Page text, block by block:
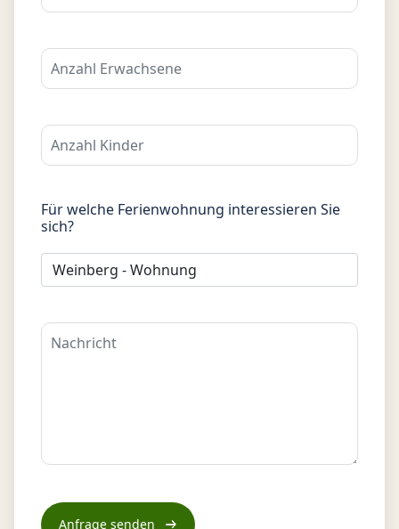
Für welche Ferienwohnung interessieren Sie
sich?
leave